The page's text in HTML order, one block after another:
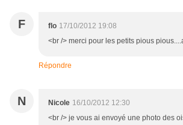
F flo 17/10/2012 19:08
<br /> merci pour les petits pious
Répondre
N Nicole 16/10/2012 12:30
<br /> je vous ai envoyé une photo des